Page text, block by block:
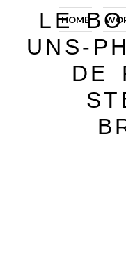
HOME
LE
UNS-
DE